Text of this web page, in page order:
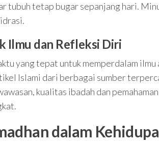
tubuh tetap bugar sepanjang hari.
Ilmu dan Refleksi Diri
yang tepat untuk memperdalam ilmu
Islami dari berbagai sumber
kualitas ibadah dan
dalam